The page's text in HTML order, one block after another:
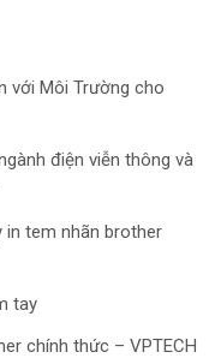
với Môi Trường cho
điện viễn thông và
in tem nhãn brother
tay
chính thức – VPTECH